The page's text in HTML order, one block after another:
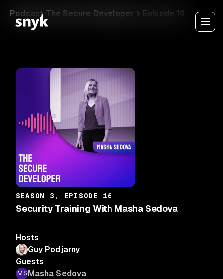
Podcast The Secure Developer Episode 16
SEASON 3, EPISODE 16
Security Training With Masha Sedova
Hosts
Guy Podjarny
Guests
Masha Sedova